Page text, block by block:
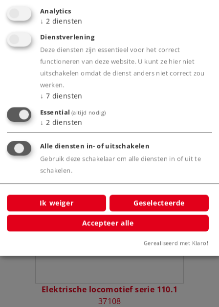
Product
Productinfo
Bijbehorende producten
Elektrische locomotief serie 110.1
37108
Analytics
↓ 2 diensten
Dienstverlening
Deze diensten zijn essentieel voor het correct
functioneren van deze website. U kunt ze hier niet
uitschakelen omdat de dienst anders niet correct zou
werken.
↓ 7 diensten
Essential (altijd nodig)
↓ 2 diensten
Alle diensten in- of uitschakelen
Gebruik deze schakelaar om alle diensten in of uit te
schakelen.
Ik weiger Geselecteerde
Accepteer alle
Gerealiseerd met Klaro!